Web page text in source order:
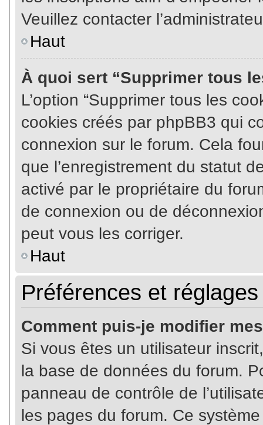
Veuillez contacter
Haut
À quoi sert “Supprimer tous
L’option “Supprimer tous les
cookies créés par phpBB3 qui
connexion sur le forum. Cela
que l’enregistrement du statut
activé par le propriétaire du
de connexion ou de
peut vous les corriger.
Haut
Préférences et
Comment puis-je modifier
Si vous êtes un utilisateur
la base de données du forum.
panneau de contrôle de
les pages du forum. Ce